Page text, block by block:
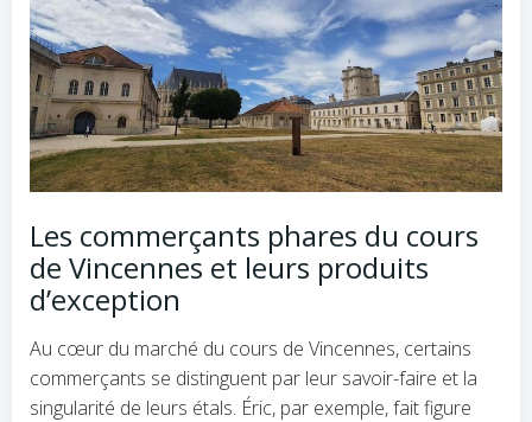
Les commerçants phares du cours
de Vincennes et leurs produits
d’exception
Au cœur du marché du cours de Vincennes, certains
commerçants se distinguent par leur savoir-faire et la
singularité de leurs étals. Éric, par exemple, fait figure